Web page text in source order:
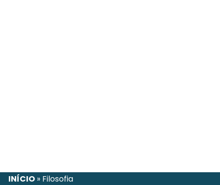
INÍCIO » Filosofia